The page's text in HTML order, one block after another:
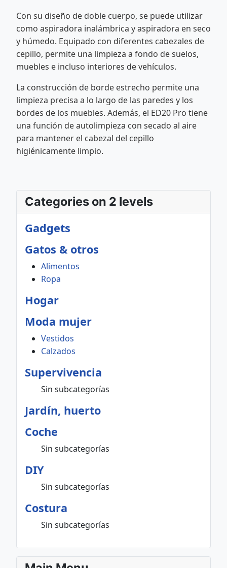
Con su diseño de doble cuerpo, se puede utilizar
como aspiradora inalámbrica y aspiradora en seco
y húmedo. Equipado con diferentes cabezales de
cepillo, permite una limpieza a fondo de suelos,
muebles e incluso interiores de vehículos.
La construcción de borde estrecho permite una
limpieza precisa a lo largo de las paredes y los
bordes de los muebles. Además, el ED20 Pro tiene
una función de autolimpieza con secado al aire
para mantener el cabezal del cepillo
higiénicamente limpio.
Categories on 2 levels
Gadgets
Gatos & otros
Alimentos
Ropa
Hogar
Moda mujer
Vestidos
Calzados
Supervivencia
Sin subcategorías
Jardín, huerto
Coche
Sin subcategorías
DIY
Sin subcategorías
Costura
Sin subcategorías